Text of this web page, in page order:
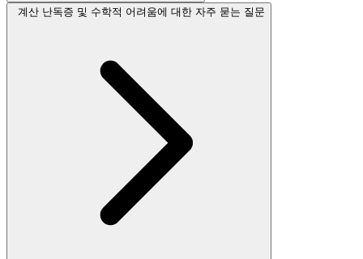
계산 난독증 및 수학적 어려움에 대한 자주 묻는 질문